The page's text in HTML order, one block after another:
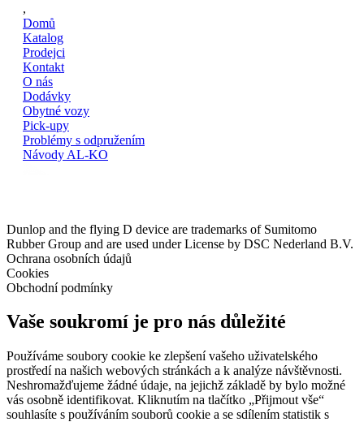
,
Domů
Katalog
Prodejci
Kontakt
O nás
Dodávky
Obytné vozy
Pick-upy
Problémy s odpružením
Návody AL-KO
Dunlop and the flying D device are trademarks of Sumitomo
Rubber Group and are used under License by DSC Nederland B.V.
Ochrana osobních údajů
Cookies
Obchodní podmínky
Vaše soukromí je pro nás důležité
Používáme soubory cookie ke zlepšení vašeho uživatelského
prostředí na našich webových stránkách a k analýze návštěvnosti.
Neshromažďujeme žádné údaje, na jejichž základě by bylo možné
vás osobně identifikovat. Kliknutím na tlačítko „Přijmout vše“
souhlasíte s používáním souborů cookie a se sdílením statistik s